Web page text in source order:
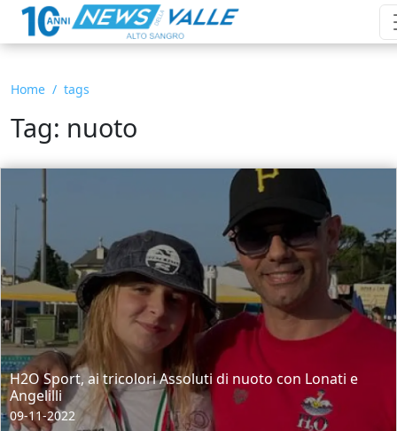
Home tags
Tag: nuoto
H2O Sport, ai tricolori Assoluti di nuoto con Lonati e
Angelilli
09-11-2022